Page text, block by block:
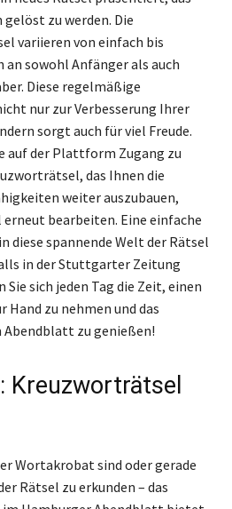
zu werden. Die
variieren von einfach bis
sowohl Anfänger als auch
Diese regelmäßige
nur zur Verbesserung Ihrer
sorgt auch für viel Freude.
auf der Plattform Zugang zu
das Ihnen die
weiter auszubauen,
bearbeiten. Eine einfache
diese spannende Welt der Rätsel
in der Stuttgarter Zeitung
sich jeden Tag die Zeit, einen
zu nehmen und das
Abendblatt zu genießen!
Kreuzworträtsel
Wortakrobat sind oder gerade
Rätsel zu erkunden – das